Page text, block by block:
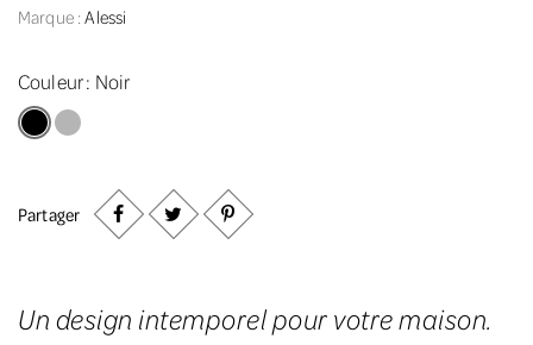
Marque : Alessi
Couleur : Noir
NoirChrome
Partager
Un design intemporel pour votre maison.